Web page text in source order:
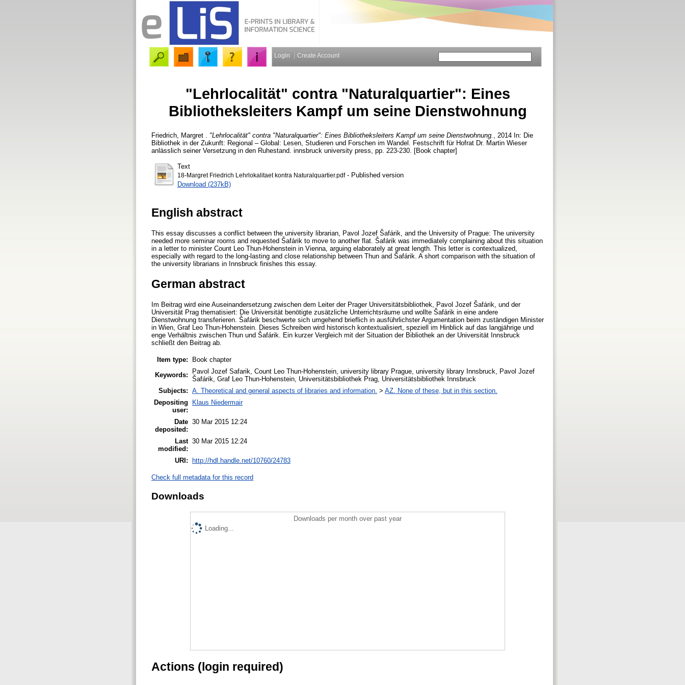
Login Create Account
"Lehrlocalität" contra "Naturalquartier": Eines
Bibliotheksleiters Kampf um seine Dienstwohnung
Friedrich, Margret "Lehrlocalität" contra "Naturalquartier": Eines Bibliotheksleiters Kampf um seine Dienstwohnung.
, 2014 In: Die
Bibliothek in der Zukunft: Regional – Global: Lesen, Studieren und Forschen im Wandel. Festschrift für Hofrat Dr. Martin Wieser
anlässlich seiner Versetzung in den Ruhestand. innsbruck university press, pp. 223-230. [Book chapter]
Text
18-Margret Friedrich Lehrlokalitaet kontra Naturalquartier.pdf- Published version
Download (237kB)
English abstract
This essay discusses a conflict between the university librarian, Pavol Jozef Šafárik, and the University of Prague: The university
needed more seminar rooms and requested Šafárik to move to another flat. Šafárik was immediately complaining about this situation
in a letter to minister Count Leo Thun-Hohenstein in Vienna, arguing elaborately at great length. This letter is contextualized,
especially with regard to the long-lasting and close relationship between Thun and Šafárik. A short comparison with the situation of
the university librarians in Innsbruck finishes this essay.
German abstract
Im Beitrag wird eine Auseinandersetzung zwischen dem Leiter der Prager Universitätsbibliothek, Pavol Jozef Šafárik, und der
Universität Prag thematisiert: Die Universität benötigte zusätzliche Unterrichtsräume und wollte Šafárik in eine andere
Dienstwohnung transferieren. Šafárik beschwerte sich umgehend brieflich in ausführlichster Argumentation beim zuständigen Minister
in Wien, Graf Leo Thun-Hohenstein. Dieses Schreiben wird historisch kontextualisiert, speziell im Hinblick auf das langjährige und
enge Verhältnis zwischen Thun und Šafárik. Ein kurzer Vergleich mit der Situation der Bibliothek an der Universität Innsbruck
schließt den Beitrag ab.
Item type:
Book chapter
Keywords:
Pavol Jozef Safarik, Count Leo Thun-Hohenstein, university library Prague, university library Innsbruck, Pavol Jozef
Šafárik, Graf Leo Thun-Hohenstein, Universitätsbibliothek Prag, Universitätsbibliothek Innsbruck
Subjects: A. Theoretical and general aspects of libraries and information. > AZ. None of these, but in this section.
Depositing
user:
Klaus Niedermair
Date
deposited:
30 Mar 2015 12:24
Last
modified:
30 Mar 2015 12:24
URI: http://hdl.handle.net/10760/24783
Check full metadata for this record
Downloads
Downloads per month over past year
Loading...
Actions (login required)